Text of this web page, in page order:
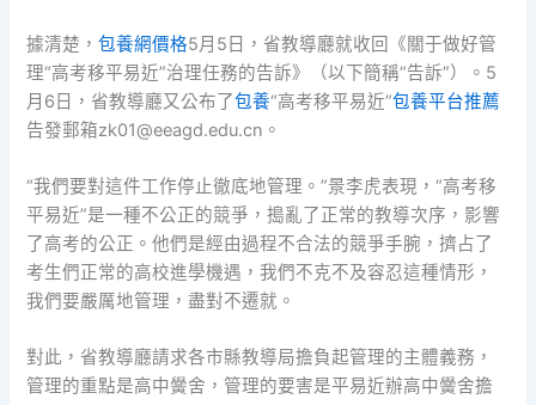
據清楚，包養網價格5月5日，省教導廳就收回《關于做好管
理“高考移平易近”治理任務的告訴》（以下簡稱“告訴”）。5
月6日，省教導廳又公布了包養“高考移平易近”包養平台推薦
告發郵箱zk01@eeagd.edu.cn。
“我們要對這件工作停止徹底地管理。”景李虎表現，“高考移
平易近”是一種不公正的競爭，搗亂了正常的教導次序，影響
了高考的公正。他們是經由過程不合法的競爭手腕，擠占了
考生們正常的高校進學機遇，我們不克不及容忍這種情形，
我們要嚴厲地管理，盡對不遷就。
對此，省教導廳請求各市縣教導局擔負起管理的主體義務，
管理的重點是高中黌舍，管理的要害是平易近辦高中黌舍擔